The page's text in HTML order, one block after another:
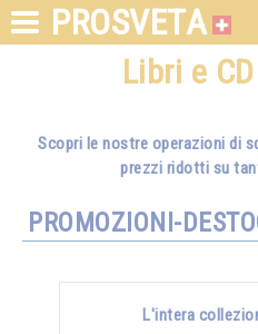
PROSVETA
Libri e
Scopri le nostre operazioni di
prezzi ridotti su
PROMOZIONI-
L'intera